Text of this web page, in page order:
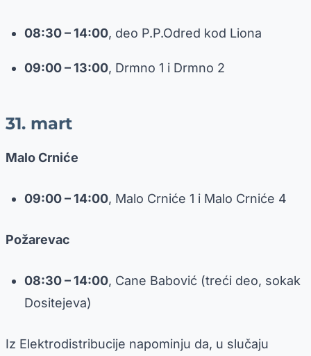
08:30 – 14:00, deo P.P.Odred kod Liona
09:00 – 13:00, Drmno 1 i Drmno 2
31. mart
Malo Crniće
09:00 – 14:00, Malo Crniće 1 i Malo Crniće 4
Požarevac
08:30 – 14:00, Cane Babović (treći deo, sokak
Dositejeva)
Iz Elektrodistribucije napominju da, u slučaju